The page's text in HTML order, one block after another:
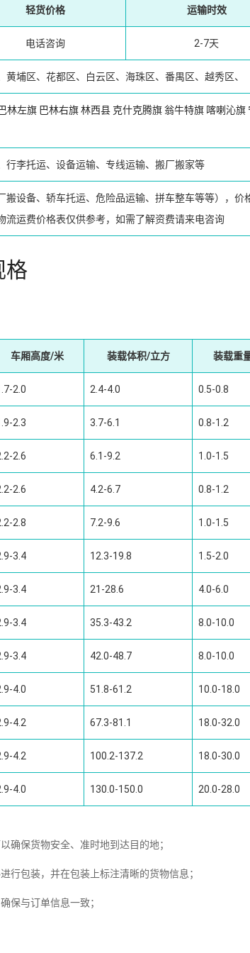
轻货价格 运输时效
电话咨询 2-7天
埔区、花都区、白云区、海珠区、番禺区、越秀区、
林左旗 巴林右旗林西县 克什克腾旗翁牛特旗 喀喇沁旗
李托运、设备运输、专线运输、搬厂搬家等
搬设备、轿车托运、危险品运输、拼车整车等等），价
运费价格表仅供参考，如需了解资费请来电咨询
格
车厢高度/米 装载体积/立方 装载重
2.0 2.4-4.0 0.5-0.8
2.3 3.7-6.1 0.8-1.2
2.6 6.1-9.2 1.0-1.5
2.6 4.2-6.7 0.8-1.2
2.8 7.2-9.6 1.0-1.5
3.4 12.3-19.8 1.5-2.0
3.4 21-28.6 4.0-6.0
3.4 35.3-43.2 8.0-10.0
3.4 42.0-48.7 8.0-10.0
4.0 51.8-61.2 10.0-18.0
4.2 67.3-81.1 18.0-32.0
4.2 100.2-137.2 18.0-30.0
4.0 130.0-150.0 20.0-28.0
确保货物安全、准时地到达目的地；
行包装，并在包装上标注清晰的货物信息；
保与订单信息一致；